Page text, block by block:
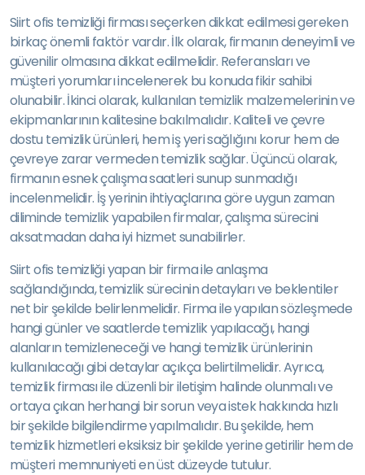
Siirt ofis temizliği firması seçerken dikkat edilmesi gereken
birkaç önemli faktör vardır. İlk olarak, firmanın deneyimli ve
güvenilir olmasına dikkat edilmelidir. Referansları ve
müşteri yorumları incelenerek bu konuda fikir sahibi
olunabilir. İkinci olarak, kullanılan temizlik malzemelerinin ve
ekipmanlarının kalitesine bakılmalıdır. Kaliteli ve çevre
dostu temizlik ürünleri, hem iş yeri sağlığını korur hem de
çevreye zarar vermeden temizlik sağlar. Üçüncü olarak,
firmanın esnek çalışma saatleri sunup sunmadığı
incelenmelidir. İş yerinin ihtiyaçlarına göre uygun zaman
diliminde temizlik yapabilen firmalar, çalışma sürecini
aksatmadan daha iyi hizmet sunabilirler.
Siirt ofis temizliği yapan bir firma ile anlaşma
sağlandığında, temizlik sürecinin detayları ve beklentiler
net bir şekilde belirlenmelidir. Firma ile yapılan sözleşmede
hangi günler ve saatlerde temizlik yapılacağı, hangi
alanların temizleneceği ve hangi temizlik ürünlerinin
kullanılacağı gibi detaylar açıkça belirtilmelidir. Ayrıca,
temizlik firması ile düzenli bir iletişim halinde olunmalı ve
ortaya çıkan herhangi bir sorun veya istek hakkında hızlı
bir şekilde bilgilendirme yapılmalıdır. Bu şekilde, hem
temizlik hizmetleri eksiksiz bir şekilde yerine getirilir hem de
müşteri memnuniyeti en üst düzeyde tutulur.